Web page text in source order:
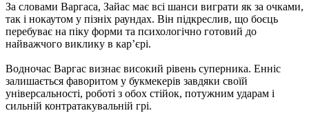
За словами Варгаса, Зайас має всі шанси виграти як за очками,
так і нокаутом у пізніх раундах. Він підкреслив, що боєць
перебуває на піку форми та психологічно готовий до
найважчого виклику в кар’єрі.
Водночас Варгас визнає високий рівень суперника. Енніс
залишається фаворитом у букмекерів завдяки своїй
універсальності, роботі з обох стійок, потужним ударам і
сильній контратакувальній грі.